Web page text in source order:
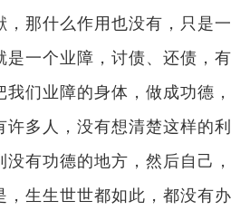
，那什么作用也没有，只是一
是一个业障，讨债、还债，有
们业障的身体，做成功德，
多人，没有想清楚这样的利
有功德的地方，然后自己，
，生生世世都如此，都没有办